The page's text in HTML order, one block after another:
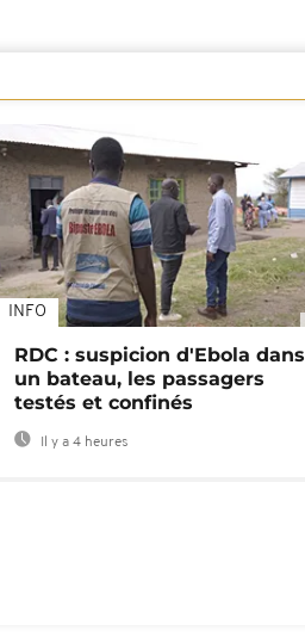
INFO
RDC : suspicion d'Ebola dans
un bateau, les passagers
testés et confinés
Il y a 4 heures